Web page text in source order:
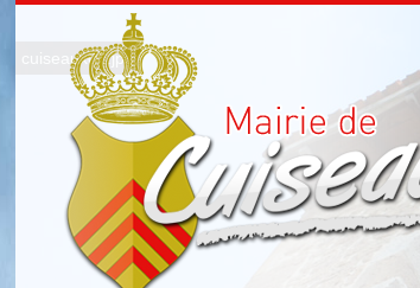
photo3.jpg